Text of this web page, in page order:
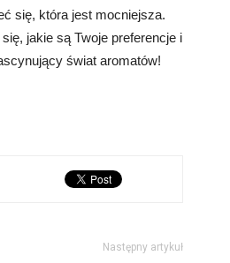
się, która jest mocniejsza.
jakie są Twoje preferencje i
świat aromatów!
Następny artykuł